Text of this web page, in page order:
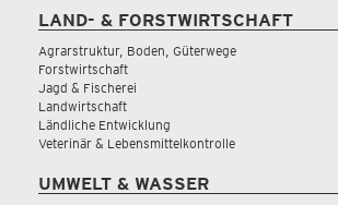
LAND- & FORSTWIRTSCHAFT
Agrarstruktur, Boden, Güterwege
Forstwirtschaft
Jagd & Fischerei
Landwirtschaft
Ländliche Entwicklung
Veterinär & Lebensmittelkontrolle
UMWELT & WASSER